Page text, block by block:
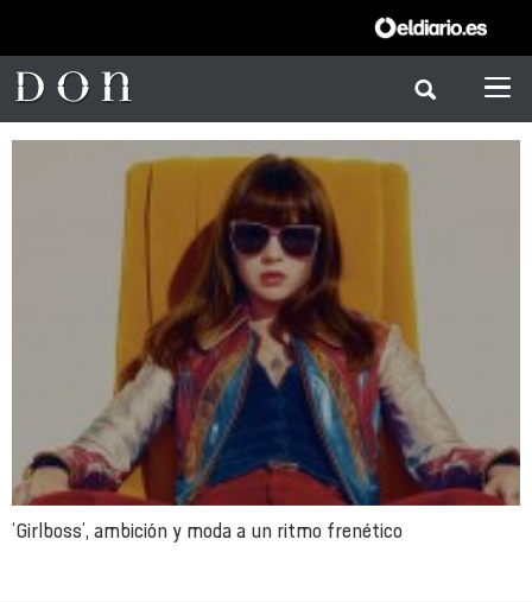
‘Girlboss’, ambición y moda a un ritmo frenético